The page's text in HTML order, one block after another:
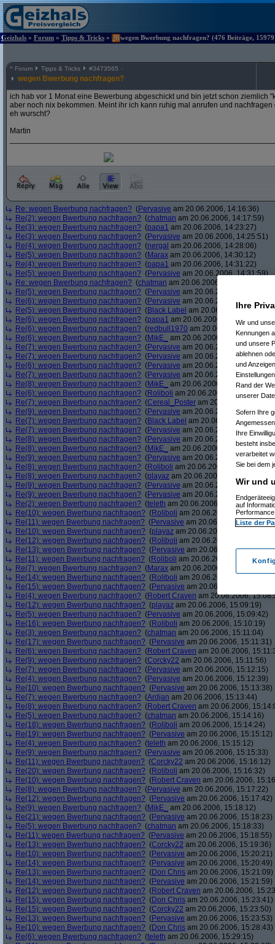
Geizhals » Forum » Tipps & Tricks » wegen Bwerbung nachfragen? (476 Beiträge, 15979
^ Forum Tipps & Tricks #3473565
wegen Bwerbung nachfragen?
ich hab vor 1 Monat eine Bewerbung abgeschickt und bin jetzt schon ziemlich
aber noch nix bekommen. Meint ihr ich kann ruhig mal anrufen und
eh wurscht?
Martin
Re: wegen Bwerbung nachfragen? (Pervasive am 20.06.2006, 14:16:36)
Re(2): wegen Bwerbung nachfragen? (chatman am 20.06.2006, 14:17:59)
Re(3): wegen Bwerbung nachfragen? (papa1 am 20.06.2006, 14:23:27)
Re(3): wegen Bwerbung nachfragen? (Pervasive am 20.06.2006, 14:25:51)
Re(4): wegen Bwerbung nachfragen? (nergal am 20.06.2006, 14:28:06)
Re(5): wegen Bwerbung nachfragen? (Marax am 20.06.2006, 14:30:12)
Re(4): wegen Bwerbung nachfragen? (papa1 am 20.06.2006, 14:31:22)
Re(5): wegen Bwerbung nachfragen? (Pervasive am 20.06.2006, 14:31:59)
Re: wegen Bwerbung nachfragen? (chatman am 20.06.2006, 14:32:24)
Re(5): wegen Bwerbung nachfragen? (Pervasive am 20.06.2006, 14:32:44)
Re(6): wegen Bwerbung nachfragen? (Pervasive am 20.06.2006, 14:33:00)
Re(5): wegen Bwerbung nachfragen? (Black Label am 20.06.2006, 14:35:06)
Re(6): wegen Bwerbung nachfragen? (papa1 am 20.06.2006, 14:36:44)
Re(6): wegen Bwerbung nachfragen? (redbull1970 am 20.06.2006, 14:38:33)
Re(6): wegen Bwerbung nachfragen? (MikE_
am 20.06.2006, 14:38:47)
Re(7): wegen Bwerbung nachfragen? (Pervasive am 20.06.2006, 14:42:37)
Re(7): wegen Bwerbung nachfragen? (Pervasive am 20.06.2006, 14:43:53)
Re(6): wegen Bwerbung nachfragen? (Pervasive am 20.06.2006, 14:44:43)
Re(7): wegen Bwerbung nachfragen? (Pervasive am 20.06.2006, 14:45:01)
Re(8): wegen Bwerbung nachfragen? (MikE_
am 20.06.2006, 14:45:07)
Re(6): wegen Bwerbung nachfragen? (Roliboli am 20.06.2006, 14:45:42)
Re(7): wegen Bwerbung nachfragen? (Cereal_Poster am 20.06.2006,
Re(9): wegen Bwerbung nachfragen? (Pervasive am 20.06.2006, 14:48:39)
Re(7): wegen Bwerbung nachfragen? (Black Label am 20.06.2006, 14:49:02)
Re(7): wegen Bwerbung nachfragen? (Pervasive am 20.06.2006, 14:49:16)
Re(8): wegen Bwerbung nachfragen? (Pervasive am 20.06.2006, 14:49:42)
Re(8): wegen Bwerbung nachfragen? (MikE_
am 20.06.2006, 14:49:52)
Re(9): wegen Bwerbung nachfragen? (Pervasive am 20.06.2006, 14:55:10)
Re(8): wegen Bwerbung nachfragen? (Roliboli am 20.06.2006, 14:55:23)
Re(8): wegen Bwerbung nachfragen? (playaz am 20.06.2006, 14:55:40)
Re(9): wegen Bwerbung nachfragen? (Pervasive am 20.06.2006, 14:56:53)
Re(9): wegen Bwerbung nachfragen? (Pervasive am 20.06.2006, 14:57:03)
Re(2): wegen Bwerbung nachfragen? (teleth am 20.06.2006, 15:00:37)
Re(10): wegen Bwerbung nachfragen? (Roliboli am 20.06.2006, 15:02:07)
Re(11): wegen Bwerbung nachfragen? (Pervasive am 20.06.2006, 15:03:06)
Re(10): wegen Bwerbung nachfragen? (playaz am 20.06.2006, 15:04:07)
Re(12): wegen Bwerbung nachfragen? (Roliboli am 20.06.2006, 15:04:10)
Re(13): wegen Bwerbung nachfragen? (Pervasive am 20.06.2006, 15:04:59)
Re(11): wegen Bwerbung nachfragen? (Roliboli am 20.06.2006, 15:05:16)
Re(7): wegen Bwerbung nachfragen? (Marax am 20.06.2006, 15:05:44)
Re(14): wegen Bwerbung nachfragen? (Roliboli am 20.06.2006, 15:06:27)
Re(15): wegen Bwerbung nachfragen? (Pervasive am 20.06.2006, 15:07:57)
Re(4): wegen Bwerbung nachfragen? (Robert Craven am 20.06.2006,
Re(12): wegen Bwerbung nachfragen? (playaz am 20.06.2006, 15:09:19)
Re(5): wegen Bwerbung nachfragen? (Pervasive am 20.06.2006, 15:09:42)
Re(16): wegen Bwerbung nachfragen? (Roliboli am 20.06.2006, 15:10:19)
Re(3): wegen Bwerbung nachfragen? (chatman am 20.06.2006, 15:11:04)
Re(17): wegen Bwerbung nachfragen? (Pervasive am 20.06.2006, 15:11:31)
Re(6): wegen Bwerbung nachfragen? (Robert Craven am 20.06.2006,
Re(9): wegen Bwerbung nachfragen? (Corcky22 am 20.06.2006, 15:11:56)
Re(7): wegen Bwerbung nachfragen? (Pervasive am 20.06.2006, 15:12:15)
Re(4): wegen Bwerbung nachfragen? (Pervasive am 20.06.2006, 15:12:39)
Re(10): wegen Bwerbung nachfragen? (Pervasive am 20.06.2006, 15:13:38)
Re(7): wegen Bwerbung nachfragen? (Ardjan am 20.06.2006, 15:13:44)
Re(8): wegen Bwerbung nachfragen? (Robert Craven am 20.06.2006,
Re(5): wegen Bwerbung nachfragen? (chatman am 20.06.2006, 15:14:16)
Re(18): wegen Bwerbung nachfragen? (Roliboli am 20.06.2006, 15:14:24)
Re(19): wegen Bwerbung nachfragen? (Pervasive am 20.06.2006, 15:15:12)
Re(4): wegen Bwerbung nachfragen? (teleth am 20.06.2006, 15:15:12)
Re(9): wegen Bwerbung nachfragen? (Pervasive am 20.06.2006, 15:15:33)
Re(11): wegen Bwerbung nachfragen? (Corcky22 am 20.06.2006, 15:16:12)
Re(20): wegen Bwerbung nachfragen? (Roliboli am 20.06.2006, 15:16:32)
Re(10): wegen Bwerbung nachfragen? (Robert Craven am 20.06.2006,
Re(8): wegen Bwerbung nachfragen? (Pervasive am 20.06.2006, 15:17:22)
Re(12): wegen Bwerbung nachfragen? (Pervasive am 20.06.2006, 15:17:42)
Re(9): wegen Bwerbung nachfragen? (MikE_
am 20.06.2006, 15:18:12)
Re(21): wegen Bwerbung nachfragen? (Pervasive am 20.06.2006, 15:18:23)
Re(5): wegen Bwerbung nachfragen? (chatman am 20.06.2006, 15:18:33)
Re(11): wegen Bwerbung nachfragen? (Pervasive am 20.06.2006, 15:18:55)
Re(13): wegen Bwerbung nachfragen? (Corcky22 am 20.06.2006, 15:19:36)
Re(10): wegen Bwerbung nachfragen? (Pervasive am 20.06.2006, 15:20:21)
Re(14): wegen Bwerbung nachfragen? (Pervasive am 20.06.2006, 15:20:49)
Re(13): wegen Bwerbung nachfragen? (Don Chris am 20.06.2006, 15:21:09)
Re(14): wegen Bwerbung nachfragen? (Pervasive am 20.06.2006, 15:21:59)
Re(12): wegen Bwerbung nachfragen? (Robert Craven am 20.06.2006,
Re(15): wegen Bwerbung nachfragen? (Don Chris am 20.06.2006, 15:23:41)
Re(15): wegen Bwerbung nachfragen? (Corcky22 am 20.06.2006, 15:23:50)
Re(13): wegen Bwerbung nachfragen? (Pervasive am 20.06.2006, 15:23:53)
Re(10): wegen Bwerbung nachfragen? (Don Chris am 20.06.2006, 15:28:43)
Re(6): wegen Bwerbung nachfragen? (teleth am 20.06.2006, 15:29:15)
Ihre
Wir und
Kennungen
und unsere
ablehnen
und
Rand der
unserer
Sofern Ihre
Ihre
besteht
verarbeitet
Sie bei dem
Wir und
auf
Liste der